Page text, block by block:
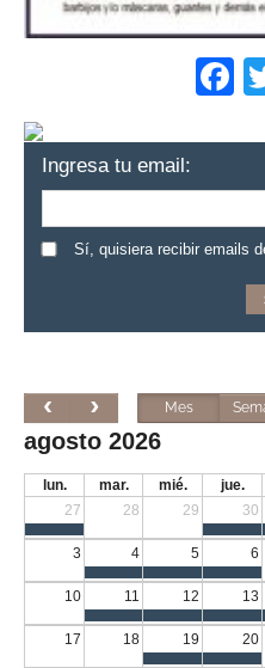
Ingresa tu email:
Sí, quisiera recibir emails
Mes
agosto 2026
lun. mar. mié. jue.
27
28 29 30
3 4 5 6
10 11 12 13
17 18 19 20